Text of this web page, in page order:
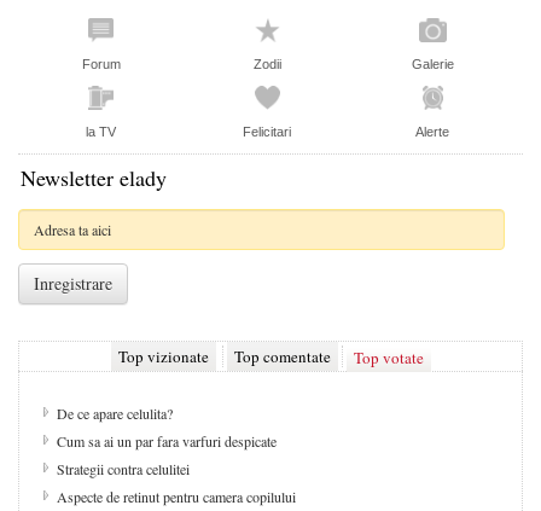
Forum Zodii Galerie
la TV Felicitari Alerte
Newsletter elady
Top vizionate Top comentate Top votate
De ce apare celulita?
Cum sa ai un par fara varfuri despicate
Strategii contra celulitei
Aspecte de retinut pentru camera copilului